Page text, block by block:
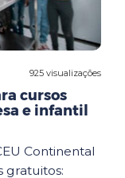
925 visualizações
cursos
e infantil
Continental
gratuitos: